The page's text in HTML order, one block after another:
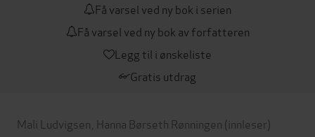
Få varsel ved ny bok i serien
Få varsel ved ny bok av forfatteren
Legg til i ønskeliste
Gratis utdrag
Mali Ludvigsen Hanna Børseth Rønningen (innleser)